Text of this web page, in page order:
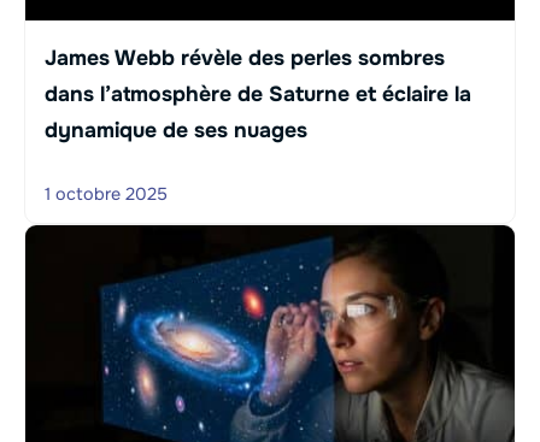
James Webb révèle des perles sombres
dans l’atmosphère de Saturne et éclaire la
dynamique de ses nuages
1 octobre 2025